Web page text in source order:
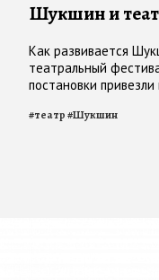
Шукшин и
Как развивается
театральный
постановки
#театр#Шукшин